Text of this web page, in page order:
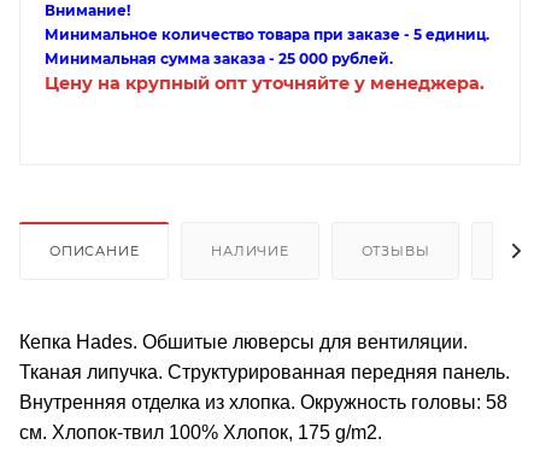
Внимание!
Минимальное количество товара при заказе - 5 единиц.
Минимальная сумма заказа - 25 000 рублей.
Цену на крупный опт уточняйте у менеджера.
ОПИСАНИЕ НАЛИЧИЕ ОТЗЫВЫ
Кепка Hades. Обшитые люверсы для вентиляции.
Тканая липучка. Структурированная передняя панель.
Внутренняя отделка из хлопка. Окружность головы: 58
см. Хлопок-твил 100% Хлопок, 175 g/m2.